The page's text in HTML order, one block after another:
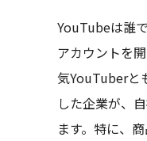
YouTubeは誰
アカウントを
気YouTuberと
した企業が、
ます。特に、